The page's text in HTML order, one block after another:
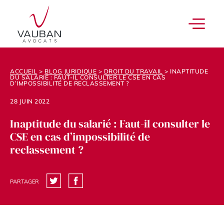
ACCUEIL > BLOG JURIDIQUE > DROIT DU TRAVAIL > INAPTITUDE
DU SALARIÉ : FAUT-IL CONSULTER LE CSE EN CAS
D’IMPOSSIBILITÉ DE RECLASSEMENT ?
28 JUIN 2022
Inaptitude du salarié : Faut-il consulter le
CSE en cas d’impossibilité de
reclassement ?
PARTAGER